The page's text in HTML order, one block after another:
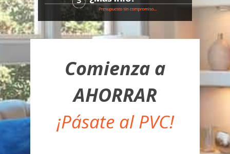
Comienza a
AHORRAR
¡Pásate al PVC!